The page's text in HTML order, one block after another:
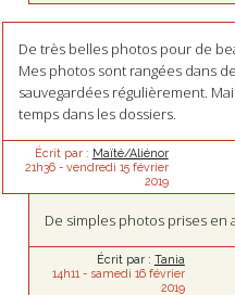
De très belles photos pour de
Mes photos sont rangées dans
sauvegardées régulièrement.
temps dans les dossiers.
Écrit par : Maïté/Aliénor
21h36- vendredi 15 février
2019
De simples photos prises
Écrit par : Tania
14h11 - samedi 16 février
2019